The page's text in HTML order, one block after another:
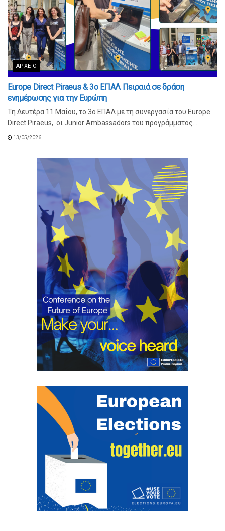
ΑΡΧΕΊΟ
Europe Direct Piraeus & 3ο ΕΠΑΛ Πειραιά σε δράση
ενημέρωσης για την Ευρώπη
Τη Δευτέρα 11 Μαΐου, το 3ο ΕΠΑΛ με τη συνεργασία του Europe
Direct Piraeus, οι Junior Ambassadors του προγράμματος...
13/05/2026